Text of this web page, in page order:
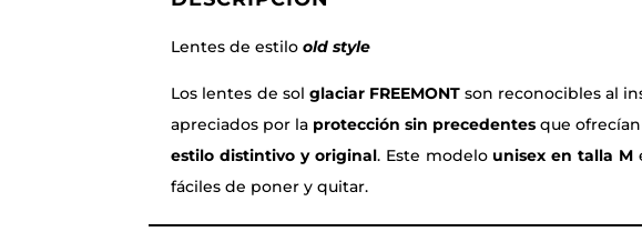
Lentes de estiloold style
Los lentes de sol glaciar FREEMONTson reconocibles al
apreciados por la protección sin precedentes que
estilo distintivo y original. Este modelo unisex en talla M
fáciles de poner y quitar.